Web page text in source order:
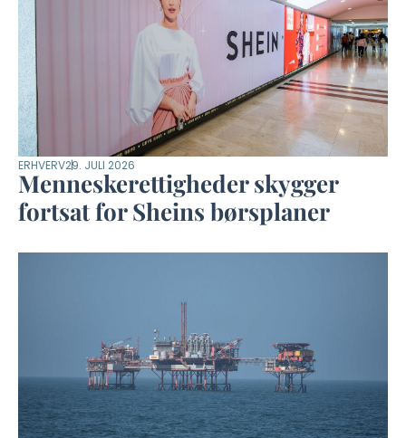
ERHVERV29. JULI 2026
Menneskerettigheder skygger
fortsat for Sheins børsplaner